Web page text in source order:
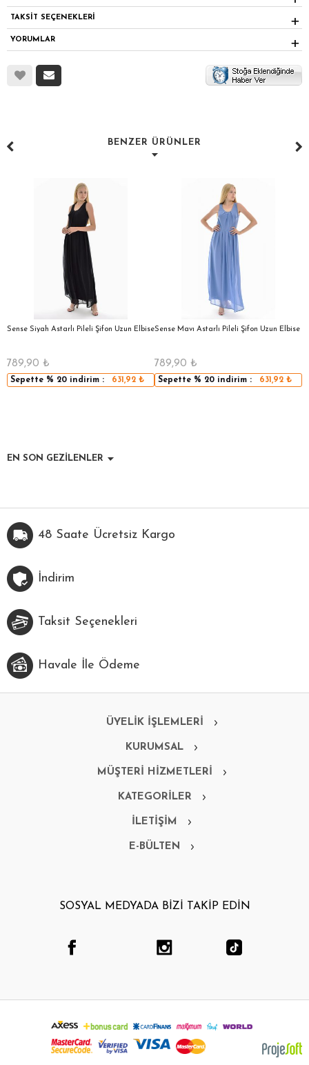
TAKSİT SEÇENEKLERİ
YORUMLAR
BENZER ÜRÜNLER
Sense Siyah Astarlı Pileli Şifon Uzun Elbise
789,90 ₺
Sepette % 20 indirim : 631,92₺
Sense Mavı Astarlı Pileli Şifon Uzun Elbise
789,90 ₺
Sepette % 20 indirim : 631,92₺
EN SON GEZİLENLER
48 Saate Ücretsiz Kargo
İndirim
Taksit Seçenekleri
Havale İle Ödeme
ÜYELİK İŞLEMLERİ
KURUMSAL
MÜŞTERİ HİZMETLERİ
KATEGORİLER
İLETİŞİM
E-BÜLTEN
SOSYAL MEDYADA BİZİ TAKİP EDİN